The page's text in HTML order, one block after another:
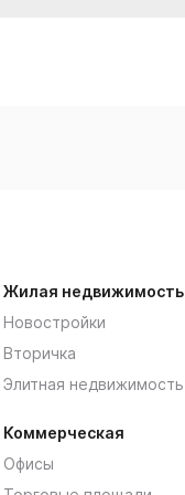
Жилая недвижимость
Новостройки
Вторичка
Элитная недвижимость
Коммерческая
Офисы